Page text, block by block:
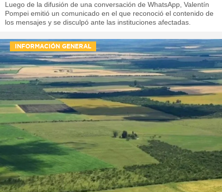
Luego de la difusión de una conversación de WhatsApp, Valentín
Pompei emitió un comunicado en el que reconoció el contenido de
los mensajes y se disculpó ante las instituciones afectadas.
INFORMACIÓN GENERAL